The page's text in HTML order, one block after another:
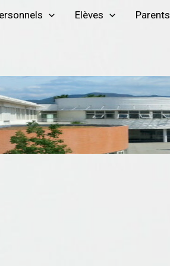
Elèves Parents